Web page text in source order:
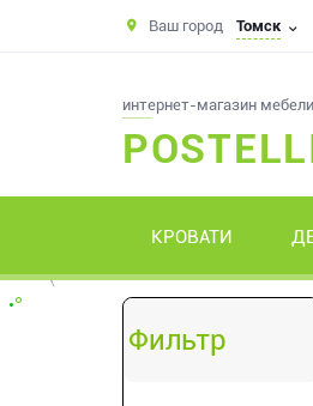
Ваш город Томск
интернет-магазин мебели
КРОВАТИ
Фильтр